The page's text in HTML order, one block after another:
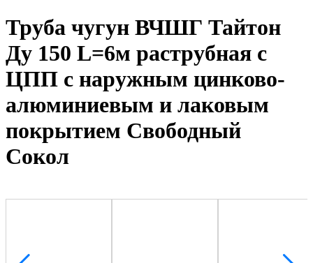
Труба чугун ВЧШГ Тайтон
Ду 150 L=6м раструбная с
ЦПП с наружным цинково-
алюминиевым и лаковым
покрытием Свободный
Сокол